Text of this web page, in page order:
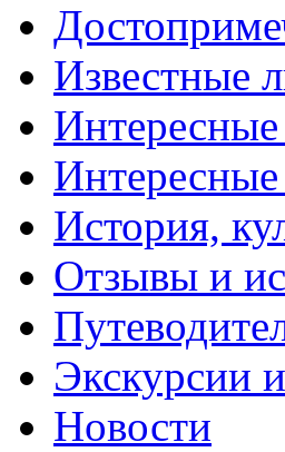
Известные
Интересные
История,
Отзывы и
Экскурсии
Новости